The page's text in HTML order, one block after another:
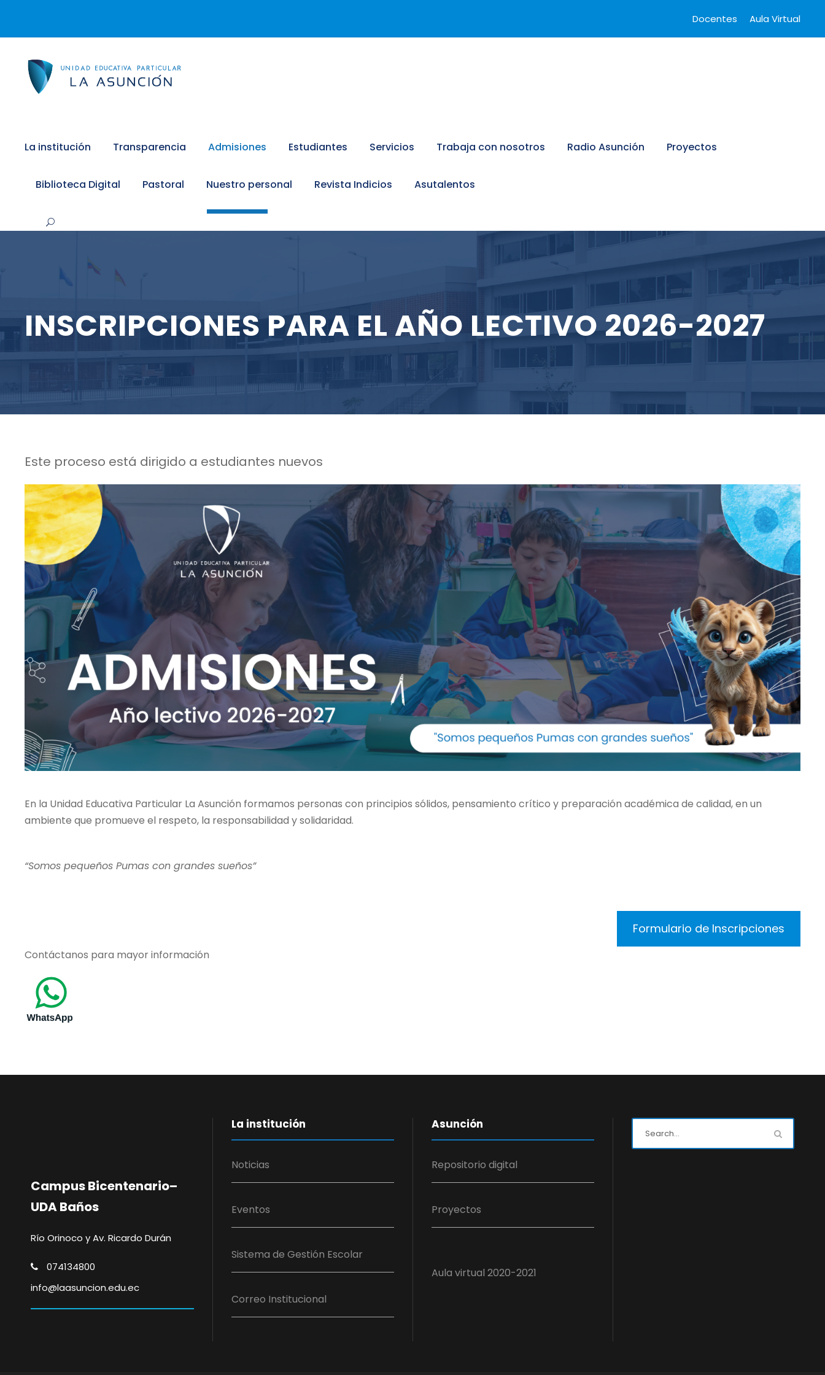
Docentes Aula Virtual
La institución Transparencia Admisiones Estudiantes Servicios Trabaja con nosotros Radio Asunción Proyectos
Biblioteca Digital Pastoral Nuestro personal Revista Indicios Asutalentos
INSCRIPCIONES PARA EL AÑO LECTIVO 2026-2027
Este proceso está dirigido a estudiantes nuevos
En la Unidad Educativa Particular La Asunción formamos personas con principios sólidos, pensamiento crítico y preparación académica de calidad, en un
ambiente que promueve el respeto, la responsabilidad y solidaridad.
“Somos pequeños Pumas con grandes sueños”
Formulario de Inscripciones
Contáctanos para mayor información
Campus Bicentenario–
UDA Baños
Río Orinoco y Av. Ricardo Durán
074134800
info@laasuncion.edu.ec
La institución
Noticias
Eventos
Sistema de Gestión Escolar
Correo Institucional
Asunción
Repositorio digital
Proyectos
Aula virtual 2020-2021